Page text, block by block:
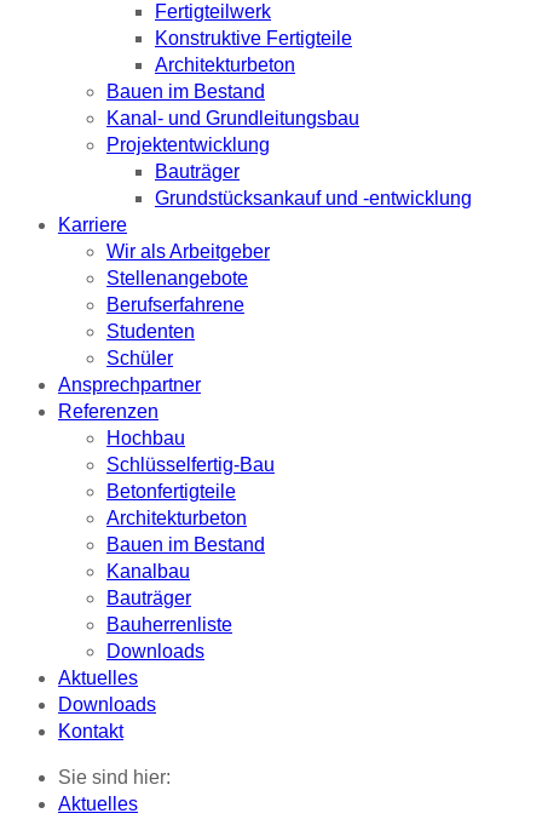
Fertigteilwerk
Konstruktive Fertigteile
Architekturbeton
Bauen im Bestand
Kanal- und Grundleitungsbau
Projektentwicklung
Bauträger
Grundstücksankauf und -entwicklung
Karriere
Wir als Arbeitgeber
Stellenangebote
Berufserfahrene
Studenten
Schüler
Ansprechpartner
Referenzen
Hochbau
Schlüsselfertig-Bau
Betonfertigteile
Architekturbeton
Bauen im Bestand
Kanalbau
Bauträger
Bauherrenliste
Downloads
Aktuelles
Downloads
Kontakt
Sie sind hier:
Aktuelles